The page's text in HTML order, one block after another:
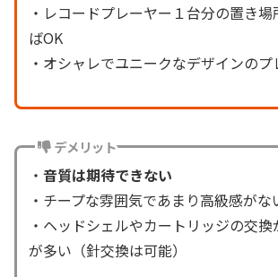
・レコードプレーヤー１台分の置き
ばOK
・オシャレでユニークなデザインの
デメリット
・ 音質は期待できない
・チープな雰囲気であまり高級感が
・ヘッドシェルやカートリッジの交
が多い（針交換は可能）